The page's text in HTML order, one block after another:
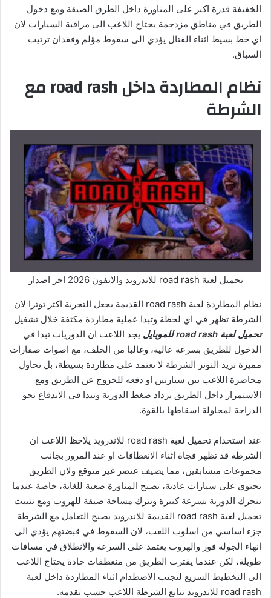
الخفيفة قدرة اكبر على المناورة داخل الطرق الضيقة ومع دخول
الطريق في مناطق مزدحمة يحتاج اللاعب الى مراقبة السيارات لان
اي خط بسيط اثناء القتال يؤدي الى سقوط مؤلم وفقدان ترتيب
السباق.
نظام المطاردة داخل road rash مع
الشرطة
تحميل لعبة road rash للاندرويد والايفون 2026 اخر اصدار
نظام المطاردة لعبة road rash القديمة يجعل التجربة اكثر توترا لان
الشرطة تظهر في اي لحظة وتبدا عملية مطاردة مكثفة خلال تشغيل
تحميل لعبة road rash للموبايل
يجد اللاعب ان الدوريات تبدا في
الدخول للطريق بسرعة عالية، وغالبا من الخلف، مع اصوات صفارات
مميزة تزيد التوتر الشرطة لا تعتمد على مطاردة بسيطة، بل تحاول
محاصرة اللاعب بين سيارتين او دفعه للخروج عن الطريق ومع
الاستمرار داخل الطريق يزداد ضغط الدورية وتبدا في الاندفاع نحو
الدراجة لمحاولة اسقاطها بالقوة.
عند استخدام تحميل لعبة road rash للاندرويد يلاحظ اللاعب ان
الشرطة قد تظهر فجاة اثناء الانعطافات او عند المرور بجانب
مجموعات متسابقين، مما يضيف عنصر غير متوقع ولان الطريق
يحتوي على سيارات عادية، تصبح المناورة صعبة للغاية، خاصة عندما
تتحرك الدورية بسرعة كبيرة وتترك مساحة ضيقة للهروب ومع تثبيت
تحميل لعبة road rash القديمة للاندرويد يصبح التعامل مع الشرطة
جزء اساسي من اسلوب اللعب، لان السقوط في قبضتهم يؤدي الى
انهاء الجولة فور والهروب يعتمد على السرعة والانطلاق في مسافات
طويلة، لكن عندما يقترب الطريق من منعطفات حادة يحتاج اللاعب
الى التخطيط السريع لتجنب الاصطدام اثناء المطاردة داخل لعبة
road rash للاندرويد تتابع الشرطة اللاعب حسب تقدمه.